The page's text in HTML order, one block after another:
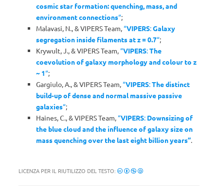
cosmic star formation: quenching, mass, and
environment connections“;
Malavasi, N., & VIPERS Team,“VIPERS:Galaxy
segregation inside filaments at z = 0.7“;
Krywult, J., & VIPERS Team,“VIPERS:The
coevolution of galaxy morphology and colour to z
~ 1“;
Gargiulo, A., & VIPERS Team,“VIPERS:The distinct
build-up of dense and normal massive passive
galaxies“;
Haines, C., & VIPERS Team,“VIPERS: Downsizing of
the blue cloud and the influence of galaxy size on
mass quenching over the last eight billion years”.
LICENZA PER IL RIUTILIZZO DEL TESTO: